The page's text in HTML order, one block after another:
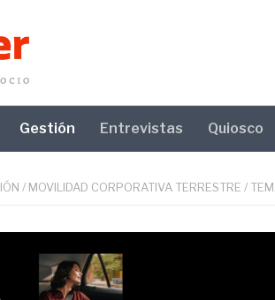
Gestión Entrevistas Quiosco
/ MOVILIDAD CORPORATIVA TERRESTRE /